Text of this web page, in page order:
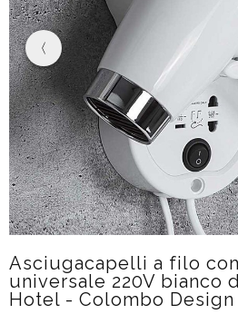
Asciugacapelli a filo
universale 220V bianco
Hotel - Colombo Design